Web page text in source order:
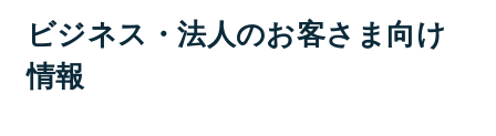
ビジネス・法人のお客さま向け
情報